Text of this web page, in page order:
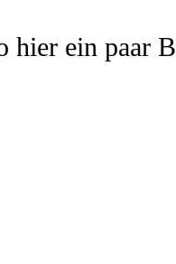
hier ein paar